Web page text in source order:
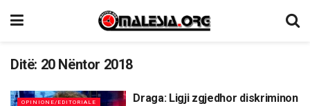
Ditë: 20 Nëntor 2018
OPINIONE/EDITORIALE
Draga: Ligji zgjedhor diskriminon